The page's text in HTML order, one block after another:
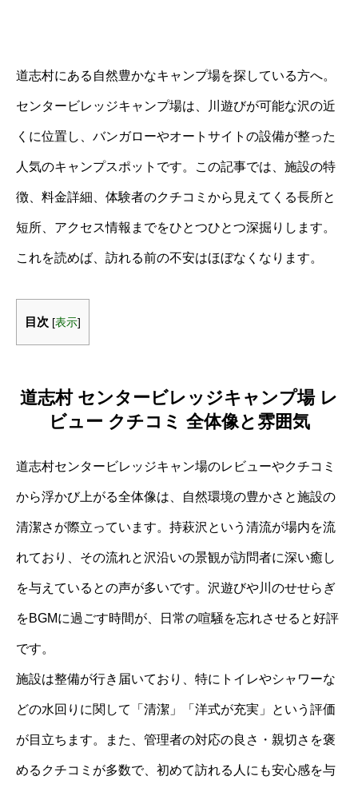
道志村にある自然豊かなキャンプ場を探している方へ。
センタービレッジキャンプ場は、川遊びが可能な沢の近
くに位置し、バンガローやオートサイトの設備が整った
人気のキャンプスポットです。この記事では、施設の特
徴、料金詳細、体験者のクチコミから見えてくる長所と
短所、アクセス情報までをひとつひとつ深掘りします。
これを読めば、訪れる前の不安はほぼなくなります。
目次 [表示]
道志村 センタービレッジキャンプ場 レ
ビュー クチコミ 全体像と雰囲気
道志村センタービレッジキャン場のレビューやクチコミ
から浮かび上がる全体像は、自然環境の豊かさと施設の
清潔さが際立っています。持萩沢という清流が場内を流
れており、その流れと沢沿いの景観が訪問者に深い癒し
を与えているとの声が多いです。沢遊びや川のせせらぎ
をBGMに過ごす時間が、日常の喧騒を忘れさせると好評
です。
施設は整備が行き届いており、特にトイレやシャワーな
どの水回りに関して「清潔」「洋式が充実」という評価
が目立ちます。また、管理者の対応の良さ・親切さを褒
めるクチコミが多数で、初めて訪れる人にも安心感を与